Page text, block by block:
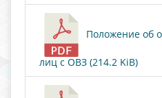
Положение об
лиц с ОВЗ (214.2 KiB)